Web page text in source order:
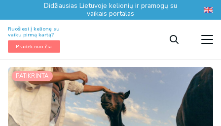
Didžiausias Lietuvoje kelionių ir pramogų su
vaikais portalas
Ruošiesi į kelionę su
vaiku pirmą kartą?
Pradėk nuo čia
PATIKRINTA